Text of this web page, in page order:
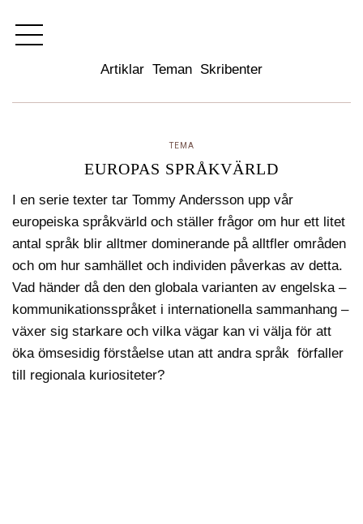
Artiklar Teman Skribenter
TEMA
EUROPAS SPRÅKVÄRLD
I en serie texter tar Tommy Andersson upp vår
europeiska språkvärld och ställer frågor om hur ett litet
antal språk blir alltmer dominerande på alltfler områden
och om hur samhället och individen påverkas av detta.
Vad händer då den den globala varianten av engelska –
kommunikationsspråket i internationella sammanhang –
växer sig starkare och vilka vägar kan vi välja för att
öka ömsesidig förståelse utan att andra språk förfaller
till regionala kuriositeter?